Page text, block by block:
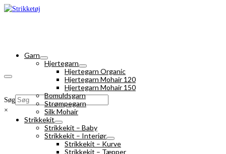
Søg
×
Garn
Hjertegarn
Hjertegarn Organic
Hjertegarn Mohair 120
Hjertegarn Mohair 150
Bomuldsgarn
Strømpegarn
Silk Mohair
Strikkekit
Strikkekit – Baby
Strikkekit – Interiør
Strikkekit – Kurve
Strikkekit – Tæpper